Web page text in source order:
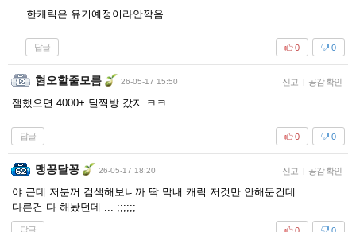
한캐릭은 유기예정이라안깍음
답글 0
0
혐오할줄모름 26-05-17 15:50 신고 | 공감 확인
잼했으면 4000+ 딜찍방 갔지 ㅋㅋ
답글 0
0
맹꽁달꽁 26-05-17 18:20 신고 | 공감 확인
야 근데 저분꺼 검색해보니까 딱 막내 캐릭 저것만 안해둔건데
다른건 다 해놨던데 ... ;;;;;;
답글